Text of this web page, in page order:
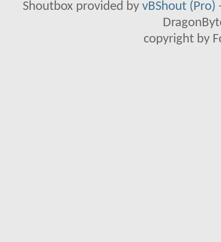
Shoutbox provided by vBShout (Pro)
copyright by